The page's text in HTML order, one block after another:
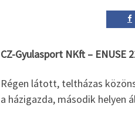
CZ-Gyulasport NKft – ENUSE
Régen látott, teltházas
a házigazda, második helyen